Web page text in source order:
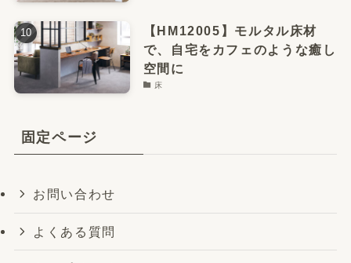
【HM12005】モルタル床材
で、自宅をカフェのような癒し
空間に
床
固定ページ
お問い合わせ
よくある質問